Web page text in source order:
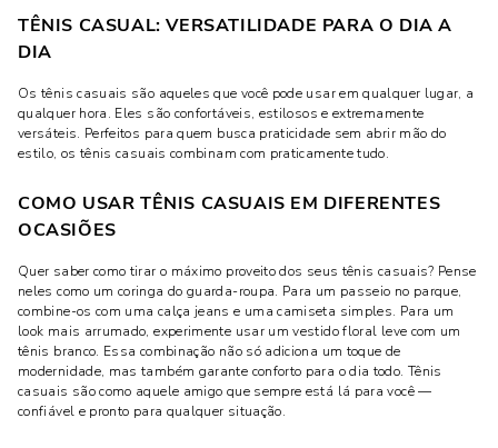
TÊNIS CASUAL: VERSATILIDADE PARA O DIA A
DIA
Os tênis casuais são aqueles que você pode usar em qualquer lugar, a
qualquer hora. Eles são confortáveis, estilosos e extremamente
versáteis. Perfeitos para quem busca praticidade sem abrir mão do
estilo, os tênis casuais combinam com praticamente tudo.
COMO USAR TÊNIS CASUAIS EM DIFERENTES
OCASIÕES
Quer saber como tirar o máximo proveito dos seus tênis casuais? Pense
neles como um coringa do guarda-roupa. Para um passeio no parque,
combine-os com uma calça jeans e uma camiseta simples. Para um
look mais arrumado, experimente usar um vestido floral leve com um
tênis branco. Essa combinação não só adiciona um toque de
modernidade, mas também garante conforto para o dia todo. Tênis
casuais são como aquele amigo que sempre está lá para você —
confiável e pronto para qualquer situação.